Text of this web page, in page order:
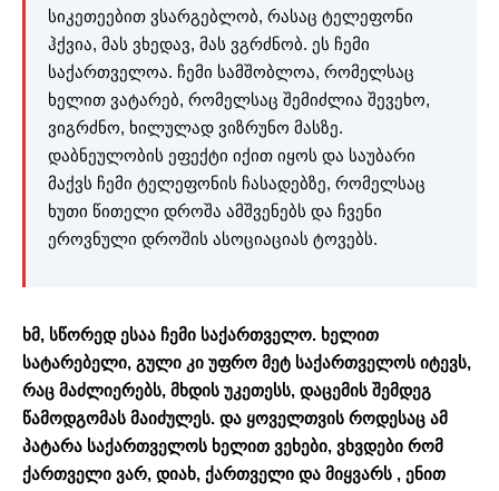
სიკეთეებით ვსარგებლობ, რასაც ტელეფონი
ჰქვია, მას ვხედავ, მას ვგრძნობ. ეს ჩემი
საქართველოა. ჩემი სამშობლოა, რომელსაც
ხელით ვატარებ, რომელსაც შემიძლია შევეხო,
ვიგრძნო, ხილულად ვიზრუნო მასზე.
დაბნეულობის ეფექტი იქით იყოს და საუბარი
მაქვს ჩემი ტელეფონის ჩასადებზე, რომელსაც
ხუთი წითელი დროშა ამშვენებს და ჩვენი
ეროვნული დროშის ასოციაციას ტოვებს.
ხმ, სწორედ ესაა ჩემი საქართველო. ხელით
სატარებელი, გული კი უფრო მეტ საქართველოს იტევს,
რაც მაძლიერებს, მხდის უკეთესს, დაცემის შემდეგ
წამოდგომას მაიძულეს. და ყოველთვის როდესაც ამ
პატარა საქართველოს ხელით ვეხები, ვხვდები რომ
ქართველი ვარ, დიახ, ქართველი და მიყვარს , ენით